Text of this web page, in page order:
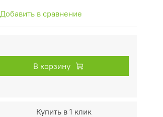
Добавить в сравнение
В корзину
Купить в 1 клик